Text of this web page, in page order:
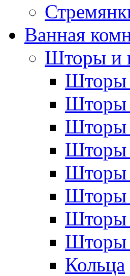
Ванная
Шторы и
Шторы
Шторы
Шторы
Шторы
Шторы
Шторы
Шторы
Шторы
Кольца